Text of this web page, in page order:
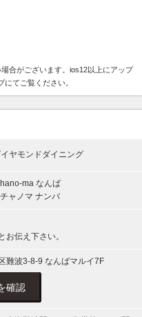
合がございます。ios12以上にアップ
てご覧ください。
ヤモンドダイニング
ma なんば
ャノマ ナンバ
お伝え下さい。
難波3-8-9 なんばマルイ7F
確認